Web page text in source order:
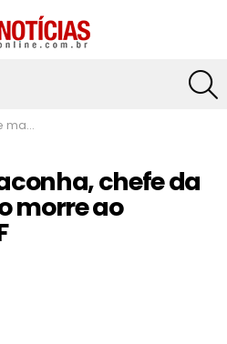
confrontar a PF
chefe da
morre ao